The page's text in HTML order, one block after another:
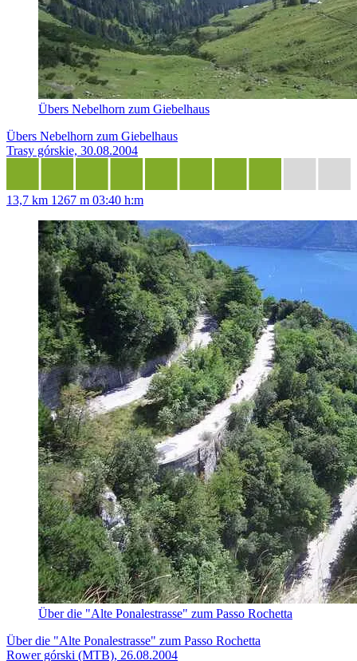
Übers Nebelhorn zum Giebelhaus
Übers Nebelhorn zum Giebelhaus
Trasy górskie, 30.08.2004
13,7 km 1267 m 03:40 h:m
Über die "Alte Ponalestrasse" zum Passo Rochetta
Über die "Alte Ponalestrasse" zum Passo Rochetta
Rower górski (MTB), 26.08.2004